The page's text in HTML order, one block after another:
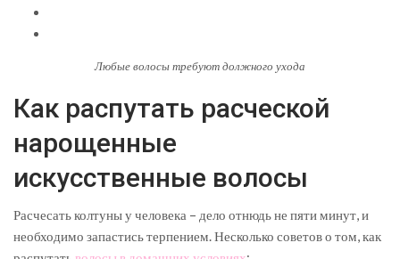
Любые волосы требуют должного ухода
Как распутать расческой
нарощенные
искусственные волосы
Расчесать колтуны у человека – дело отнюдь не пяти минут, и
необходимо запастись терпением. Несколько советов о том, как